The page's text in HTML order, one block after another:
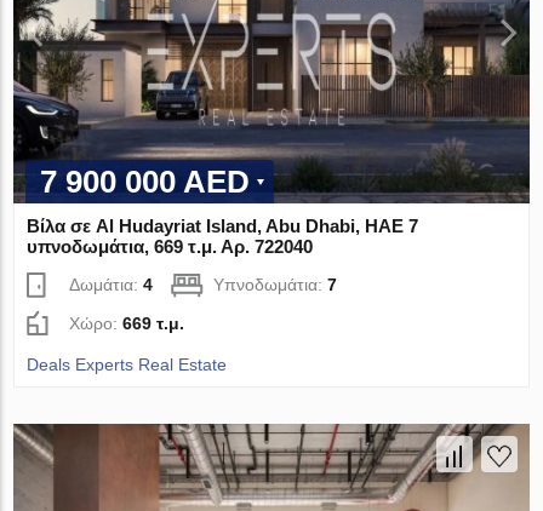
7 900 000 AED
Βίλα σε Al Hudayriat Island, Abu Dhabi, ΗΑΕ 7
υπνοδωμάτια, 669 τ.μ. Αρ. 722040
Δωμάτια:4 Υπνοδωμάτια:7
Χώρο:669 τ.μ.
Deals Experts Real Estate